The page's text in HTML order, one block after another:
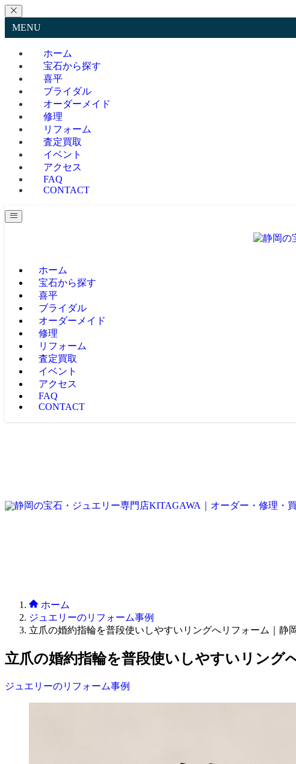
MENU
ホーム
宝石から探す
喜平
ブライダル
オーダーメイド
修理
リフォーム
査定買取
イベント
アクセス
FAQ
CONTACT
ホーム
宝石から探す
喜平
ブライダル
オーダーメイド
修理
リフォーム
査定買取
イベント
アクセス
FAQ
CONTACT
ホーム
ジュエリーのリフォーム事例
立爪の婚約指輪を普段使いしやすいリングへリフォーム｜静
立爪の婚約指輪を普段使いしやすいリング
ジュエリーのリフォーム事例